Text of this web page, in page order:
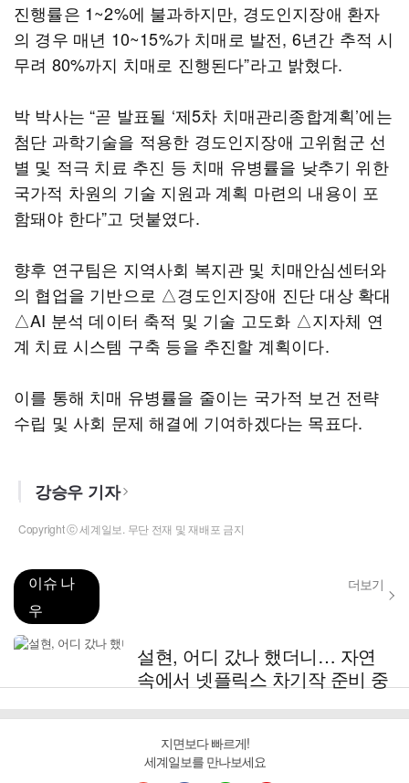
진행률은 1~2%에 불과하지만, 경도인지장애 환자
의 경우 매년 10~15%가 치매로 발전, 6년간 추적 시
무려 80%까지 치매로 진행된다”라고 밝혔다.
박 박사는 “곧 발표될 ‘제5차 치매관리종합계획’에는
첨단 과학기술을 적용한 경도인지장애 고위험군 선
별 및 적극 치료 추진 등 치매 유병률을 낮추기 위한
국가적 차원의 기술 지원과 계획 마련의 내용이 포
함돼야 한다”고 덧붙였다.
향후 연구팀은 지역사회 복지관 및 치매안심센터와
의 협업을 기반으로 △경도인지장애 진단 대상 확대
△AI 분석 데이터 축적 및 기술 고도화 △지자체 연
계 치료 시스템 구축 등을 추진할 계획이다.
이를 통해 치매 유병률을 줄이는 국가적 보건 전략
수립 및 사회 문제 해결에 기여하겠다는 목표다.
강승우 기자
Copyright ⓒ 세계일보. 무단 전재 및 재배포 금지
이슈 나
우
더보기
설현, 어디 갔나 했더니… 자연
속에서 넷플릭스 차기작 준비 중
지면보다 빠르게!
세계일보를 만나보세요